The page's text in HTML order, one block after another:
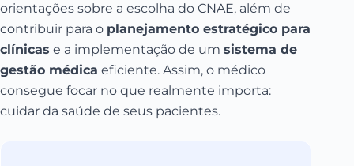
orientações sobre a escolha do CNAE, além de
contribuir para o planejamento estratégico para
clínicas e a implementação de um sistema de
gestão médica eficiente. Assim, o médico
consegue focar no que realmente importa:
cuidar da saúde de seus pacientes.